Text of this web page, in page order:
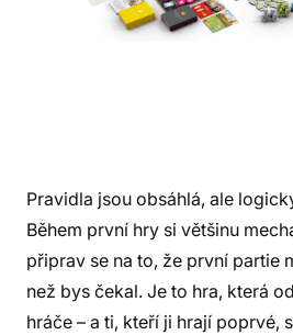
Pravidla jsou obsáhlá, ale
Během první hry si většinu
připrav se na to, že první partie
než bys čekal. Je to hra, která
hráče – a ti, kteří ji hrají poprvé,